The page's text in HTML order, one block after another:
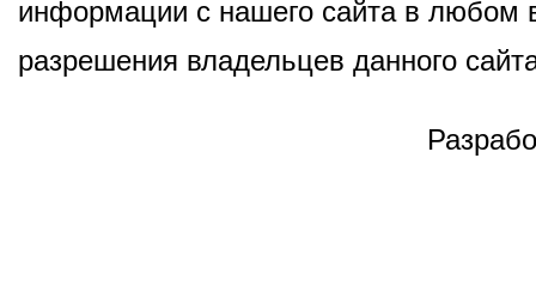
информации с нашего сайта в любом
разрешения владельцев данного